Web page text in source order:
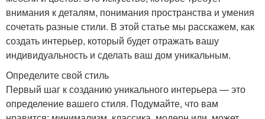
внимания к деталям, понимания пространства и умения
сочетать разные стили. В этой статье мы расскажем, как
создать интерьер, который будет отражать вашу
индивидуальность и сделать ваш дом уникальным.
Определите свой стиль
Первый шаг к созданию уникального интерьера — это
определение вашего стиля. Подумайте, что вам